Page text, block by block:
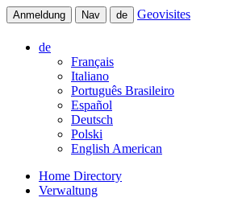
Anmeldung Nav de Geovisites
de
Français
Italiano
Português Brasileiro
Español
Deutsch
Polski
English American
Home Directory
Verwaltung